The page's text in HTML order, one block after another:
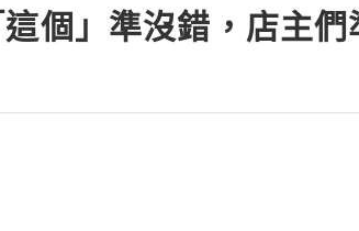
個」準沒錯，店主們